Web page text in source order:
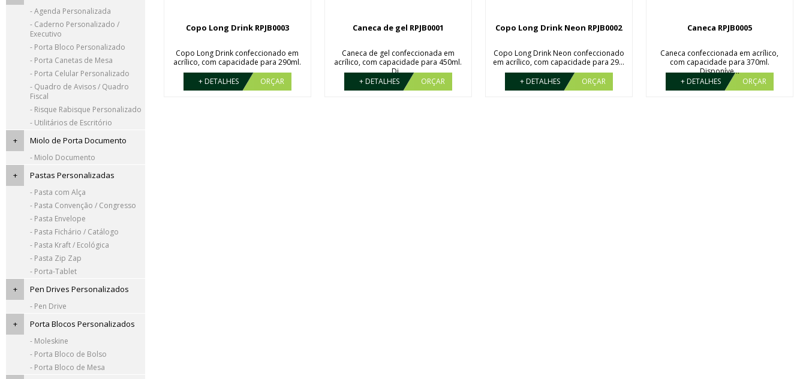
- Agenda Personalizada
- Caderno Personalizado /
Executivo
- Porta Bloco Personalizado
- Porta Canetas de Mesa
- Porta Celular Personalizado
- Quadro de Avisos / Quadro
Fiscal
- Risque Rabisque Personalizado
- Utilitários de Escritório
+ Miolo de Porta Documento
- Miolo Documento
+ Pastas Personalizadas
- Pasta com Alça
- Pasta Convenção / Congresso
- Pasta Envelope
- Pasta Fichário / Catálogo
- Pasta Kraft / Ecológica
- Pasta Zip Zap
- Porta-Tablet
+ Pen Drives Personalizados
- Pen Drive
+ Porta Blocos Personalizados
- Moleskine
- Porta Bloco de Bolso
- Porta Bloco de Mesa
Copo Long Drink RPJB0003
Copo Long Drink confeccionado em
acrílico, com capacidade para 290ml.
...
+ DETALHES
ORÇAR
Caneca de gel RPJB0001
Caneca de gel confeccionada em
acrílico, com capacidade para 450ml.
Di...
+ DETALHES
ORÇAR
Copo Long Drink Neon RPJB0002
Copo Long Drink Neon confeccionado
em acrílico, com capacidade para 29...
+ DETALHES
ORÇAR
Caneca RPJB0005
Caneca confeccionada em acrílico,
com capacidade para 370ml.
Disponíve...
+ DETALHES
ORÇAR